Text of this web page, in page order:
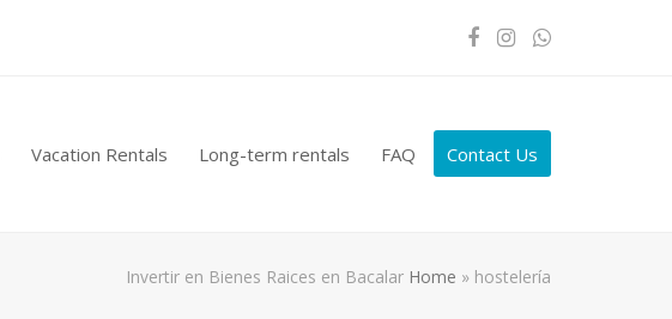
Facebook
Instagram
Whatsapp
Vacation Rentals Long-term rentals FAQ Contact Us
Invertir en Bienes Raices en Bacalar Home » hostelería